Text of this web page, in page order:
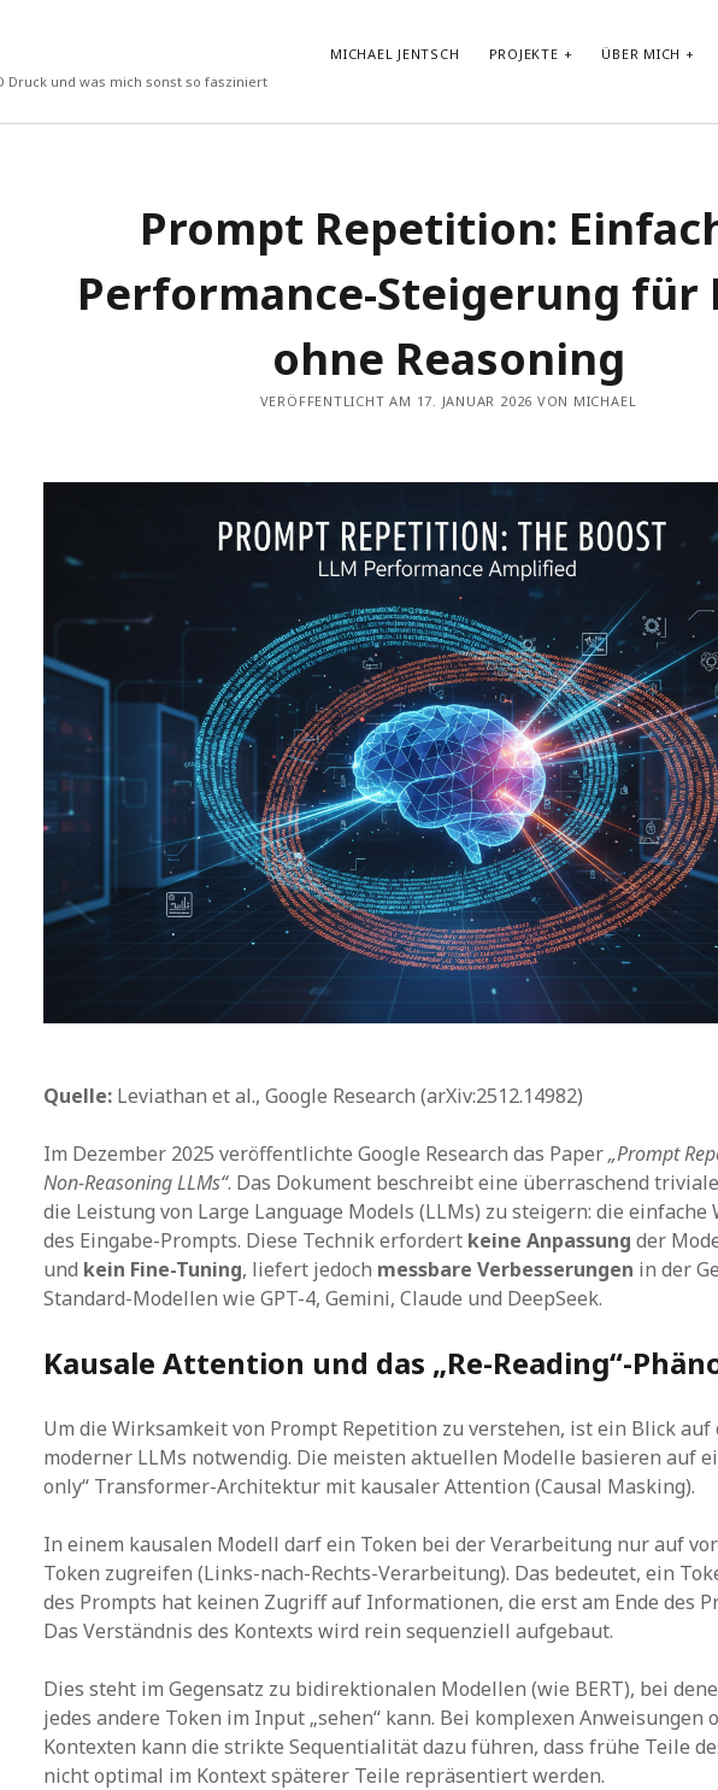
Druck und was mich sonst so fasziniert
MICHAEL JENTSCH PROJEKTE ÜBER MICH
Vibe-Coding im Google AI Studio: „LyricLens“
Vom Shader zum atmosphärischen Android Hintergrund
Test von GLM-4.7-Flash in Ollama auf HP ZBook Ultra G1a mit
AMD Ryzen AI Max+ PRO 395 Notebook
Prompt Repetition: Einfache Performance-Steigerung für LLMs
ohne Reasoning
30-Tage-DSPy-Challenge –Tag 30: Abschluss der DSPy-
Challenge – Projektpräsentation und strategischer Ausblick
Prompt Repetition:
Performance-Steigerung für
ohne Reasoning
VERÖFFENTLICHT AM 17. JANUAR 2026 VON MICHAEL
Quelle: Leviathan et al., Google Research (arXiv:2512.14982)
Im Dezember 2025 veröffentlichte Google Research das Paper„Prompt
Non-Reasoning LLMs“. Das Dokument beschreibt eine überraschend
die Leistung von Large Language Models (LLMs) zu steigern: die einfache
des Eingabe-Prompts. Diese Technik erfordert keine Anpassung der
und kein Fine-Tuning, liefert jedoch messbare Verbesserungen in der
Standard-Modellen wie GPT-4, Gemini, Claude und DeepSeek.
Kausale Attention und das „Re-Reading“-
Um die Wirksamkeit von Prompt Repetition zu verstehen, ist ein Blick
moderner LLMs notwendig. Die meisten aktuellen Modelle basieren auf
only“ Transformer-Architektur mit kausaler Attention (Causal Masking).
In einem kausalen Modell darf ein Token bei der Verarbeitung nur auf
Token zugreifen (Links-nach-Rechts-Verarbeitung). Das bedeutet, ein
des Prompts hat keinen Zugriff auf Informationen, die erst am Ende des
Das Verständnis des Kontexts wird rein sequenziell aufgebaut.
Dies steht im Gegensatz zu bidirektionalen Modellen (wie BERT), bei
jedes andere Token im Input „sehen“ kann. Bei komplexen Anweisungen
Kontexten kann die strikte Sequentialität dazu führen, dass frühe Teile
nicht optimal im Kontext späterer Teile repräsentiert werden.